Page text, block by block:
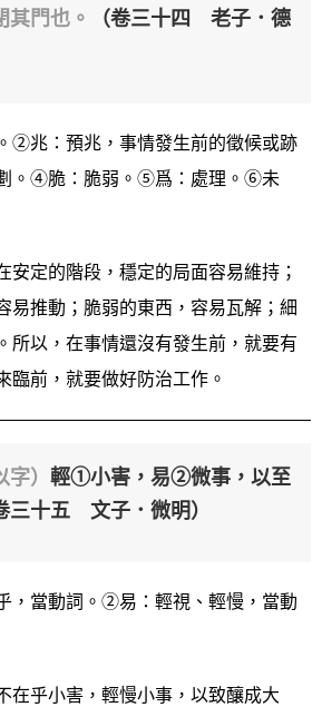
其門也。
（卷三十四 老子．德
②兆：預兆，事情發生前的徵候或跡
。④脆：脆弱。⑤爲：處理。⑥未
安定的階段，穩定的局面容易維持；
易推動；脆弱的東西，容易瓦解；細
所以，在事情還沒有發生前，就要有
臨前，就要做好防治工作。
字） 輕①小害，易②微事，以至
三十五 文子．微明）
，當動詞。②易：輕視、輕慢，當動
在乎小害，輕慢小事，以致釀成大